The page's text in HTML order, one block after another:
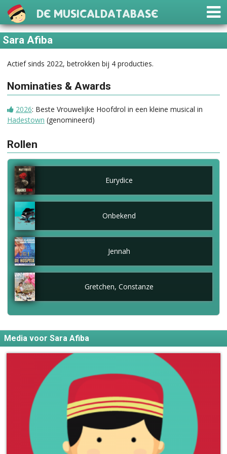
De Musicaldatabase
Sara Afiba
Actief sinds 2022, betrokken bij 4 producties.
Nominaties & Awards
2026: Beste Vrouwelijke Hoofdrol in een kleine musical in
Hadestown (genomineerd)
Rollen
Eurydice
Onbekend
Jennah
Gretchen, Constanze
Media voor Sara Afiba